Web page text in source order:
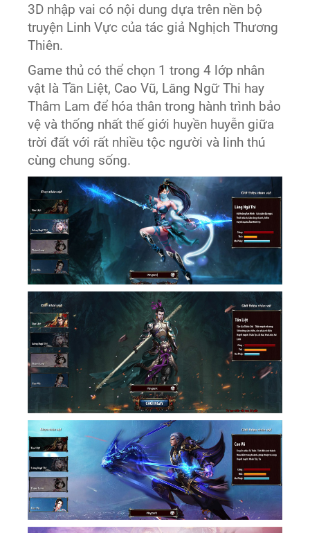
3D nhập vai có nội dung dựa trên nền bộ
truyện Linh Vực của tác giả Nghịch Thương
Thiên.
Game thủ có thể chọn 1 trong 4 lớp nhân
vật là Tần Liệt, Cao Vũ, Lăng Ngữ Thi hay
Thâm Lam để hóa thân trong hành trình bảo
vệ và thống nhất thế giới huyền huyễn giữa
trời đất với rất nhiều tộc người và linh thú
cùng chung sống.